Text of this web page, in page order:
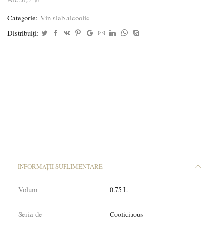
Categorie: Vin slab alcoolic
Distribuiți:
INFORMAȚII SUPLIMENTARE
Volum 0.75 L
Seria de Cooliciuous